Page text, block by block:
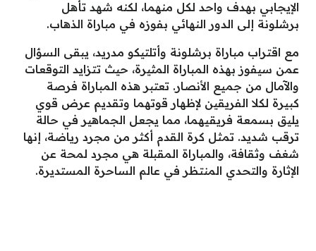
الإيجابي بهدف واحد لكل منهما، لكنه شهد تأهل
برشلونة إلى الدور النهائي بفوزه في مباراة الذهاب.
مع اقتراب مباراة برشلونة وأتلتيكو مدريد، يبقى السؤال
عمن سيفوز بهذه المباراة المثيرة، حيث تتزايد التوقعات
والآمال من جميع الأنصار. تعتبر هذه المباراة فرصة
كبيرة لكلا الفريقين لإظهار قوتهما وتقديم عرض قوي
يليق بسمعة فريقيهما، مما يجعل الجماهير في حالة
ترقب شديد. تمثل كرة القدم أكثر من مجرد رياضة، إنها
شغف وثقافة، والمباراة المقبلة هي مجرد لمحة عن
الإثارة والتحدي المنتظر في عالم الساحرة المستديرة.